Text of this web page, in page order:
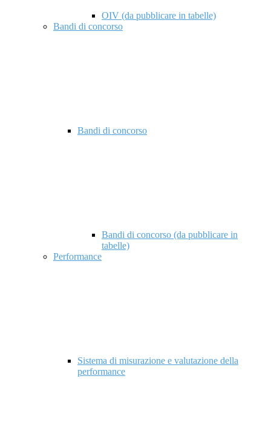
OIV (da pubblicare in tabelle)
Bandi di concorso
Bandi di concorso
Bandi di concorso (da pubblicare in
tabelle)
Performance
Sistema di misurazione e valutazione della
performance